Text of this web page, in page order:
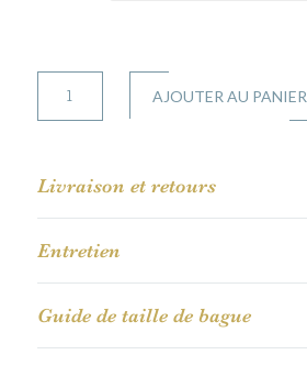
AJOUTER AU PANIER
Livraison et retours
Entretien
Guide de taille de bague